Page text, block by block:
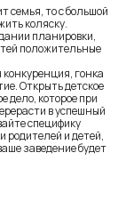
семья, то с большой
коляску.
планировки,
положительные
гонка
Открыть детское
дело, которое при
в успешный
специфику
родителей и детей,
заведение будет